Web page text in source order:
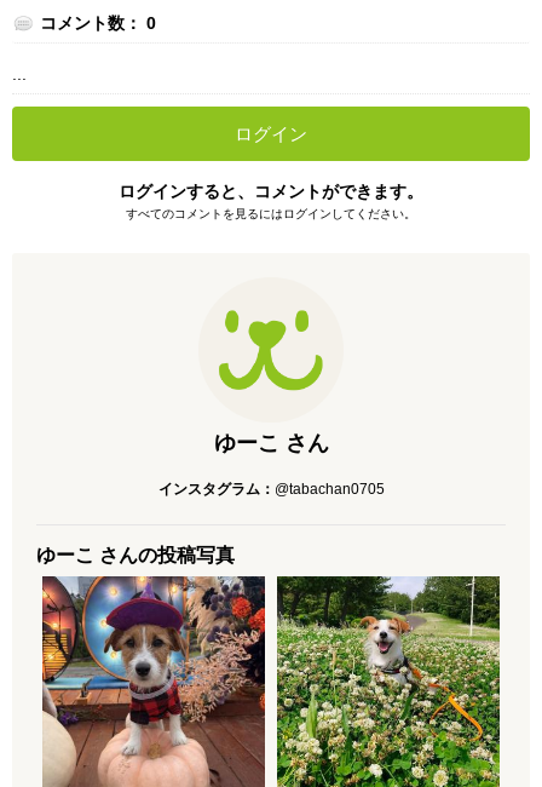
コメント数： 0
ログイン
ログインすると、コメントができます。
すべてのコメントを見るにはログインしてください。
ゆーこ さん
インスタグラム： @tabachan0705
ゆーこ さんの投稿写真